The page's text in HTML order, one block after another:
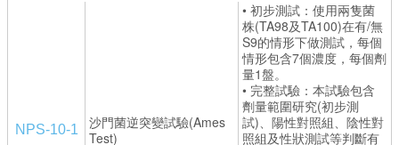
NPS-10-1
沙門菌逆突變試驗(Ames
Test)
• 初步測試：使用兩隻菌
株(TA98及TA100)在有/無
S9的情形下做測試，每個
情形包含7個濃度，每個劑
量1盤。
• 完整試驗：本試驗包含
劑量範圍研究(初步測
試)、陽性對照組、陰性對
照組及性狀測試等判斷有